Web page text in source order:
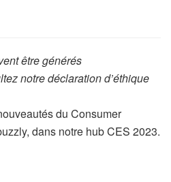
être générés
notre déclaration d’éthique
du Consumer
dans notre hub CES 2023.